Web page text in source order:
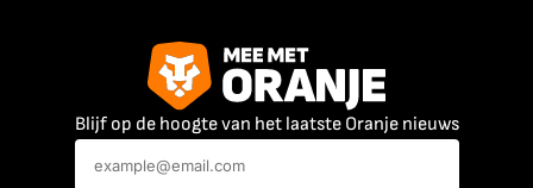
Blijf op de hoogte van het laatste Oranje nieuws